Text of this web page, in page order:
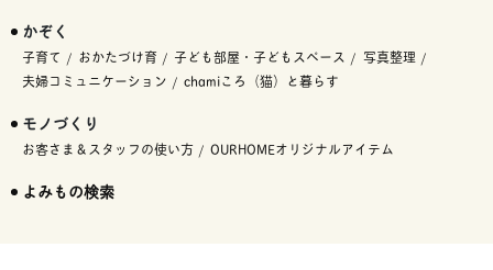
かぞく
子育て おかたづけ育 子ども部屋・子どもスペース
写真整理
夫婦コミュニケーション
chamiころ（猫）と暮らす
モノづくり
お客さま＆スタッフの使い方 OURHOMEオリジナルアイテム
よみもの検索